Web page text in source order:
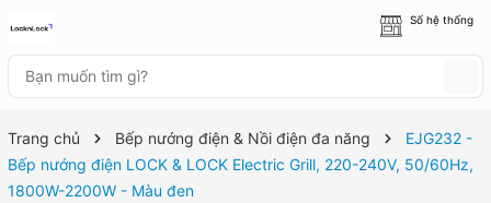
Số hệ thống
Trang chủ Bếp nướng điện & Nồi điện đa năng
EJG232 -
Bếp nướng điện LOCK & LOCK Electric Grill, 220-240V, 50/60Hz,
1800W-2200W - Màu đen